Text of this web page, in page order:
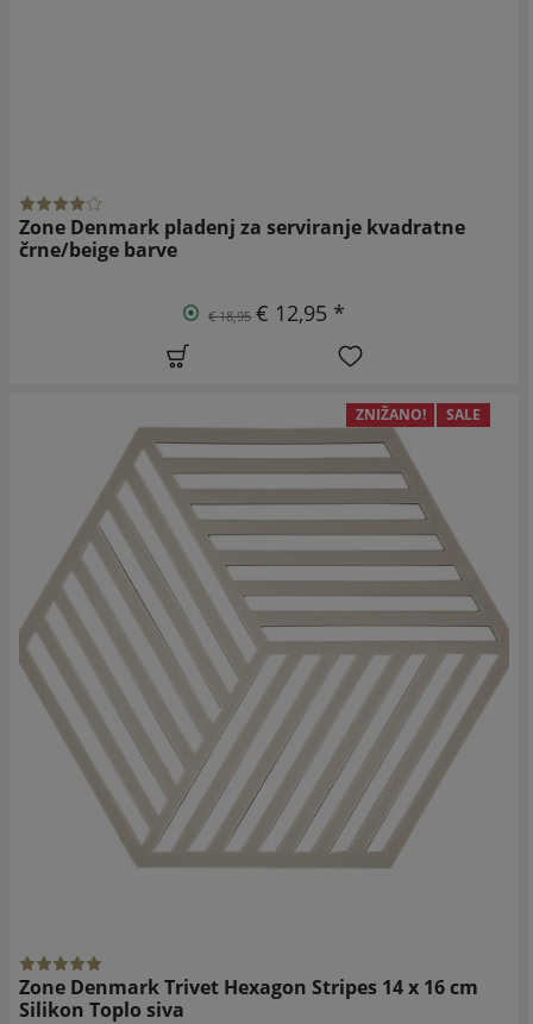
Zone Denmark pladenj za serviranje kvadratne
črne/beige barve
€ 18,95 € 12,95 *
ZNIŽANO! SALE
Zone Denmark Trivet Hexagon Stripes 14 x 16 cm
Silikon Toplo siva